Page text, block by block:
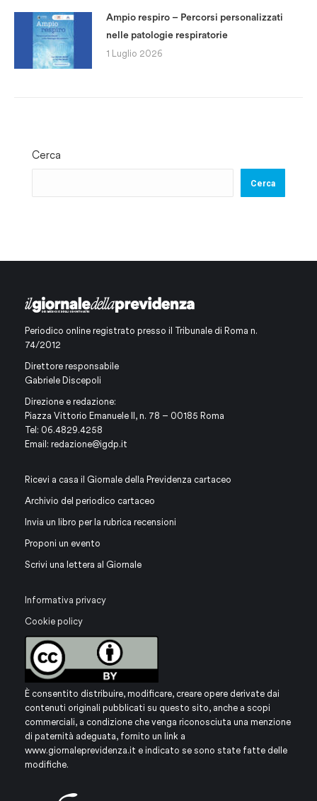
Ampio respiro – Percorsi personalizzati
nelle patologie respiratorie
1 Luglio 2026
Cerca
Cerca
Periodico online registrato presso il Tribunale di Roma n.
74/2012
Direttore responsabile
Gabriele Discepoli
Direzione e redazione:
Piazza Vittorio Emanuele II, n. 78 – 00185 Roma
Tel: 06.4829.4258
Email: redazione@igdp.it
Ricevi a casa il Giornale della Previdenza cartaceo
Archivio del periodico cartaceo
Invia un libro per la rubrica recensioni
Proponi un evento
Scrivi una lettera al Giornale
Informativa privacy
Cookie policy
È consentito distribuire, modificare, creare opere derivate dai
contenuti originali pubblicati su questo sito, anche a scopi
commerciali, a condizione che venga riconosciuta una menzione
di paternità adeguata, fornito un link a
www.giornaleprevidenza.it e indicato se sono state fatte delle
modifiche.